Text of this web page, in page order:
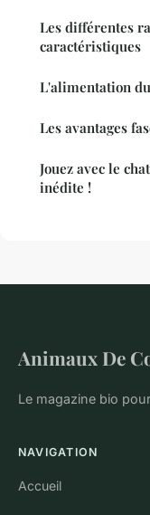
Les différentes
caractéristiques
L'alimentation
Les avantages
Jouez avec le
inédite !
Animaux De
Le magazine bio
NAVIGATION
Accueil